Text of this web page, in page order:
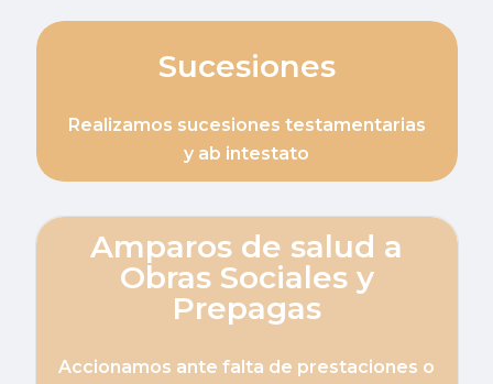
Sucesiones
Realizamos sucesiones testamentarias
y ab intestato
Amparos de salud a
Obras Sociales y
Prepagas
Accionamos ante falta de prestaciones o